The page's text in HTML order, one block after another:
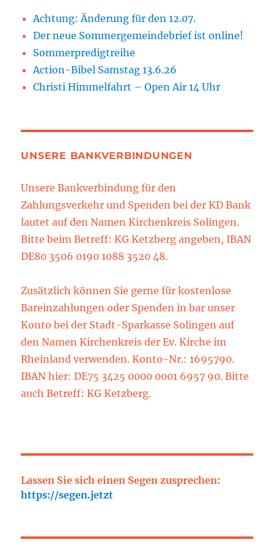
Achtung: Änderung für den 12.07.
Der neue Sommergemeindebrief ist online!
Sommerpredigtreihe
Action-Bibel Samstag 13.6.26
Christi Himmelfahrt – Open Air 14 Uhr
UNSERE BANKVERBINDUNGEN
Unsere Bankverbindung für den
Zahlungsverkehr und Spenden bei der KD Bank
lautet auf den Namen Kirchenkreis Solingen.
Bitte beim Betreff: KG Ketzberg angeben, IBAN
DE80 3506 0190 1088 3520 48.
Zusätzlich können Sie gerne für kostenlose
Bareinzahlungen oder Spenden in bar unser
Konto bei der Stadt-Sparkasse Solingen auf
den Namen Kirchenkreis der Ev. Kirche im
Rheinland verwenden. Konto-Nr.: 1695790.
IBAN hier: DE75 3425 0000 0001 6957 90. Bitte
auch Betreff: KG Ketzberg.
Lassen Sie sich einen Segen zusprechen:
https://segen.jetzt